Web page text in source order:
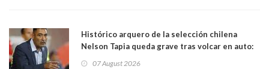
Histórico arquero de la selección chilena
Nelson Tapia queda grave tras volcar en auto:
07 August 2026